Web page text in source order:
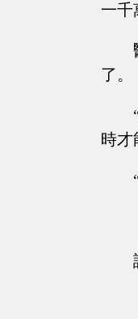
一千
了。
時才